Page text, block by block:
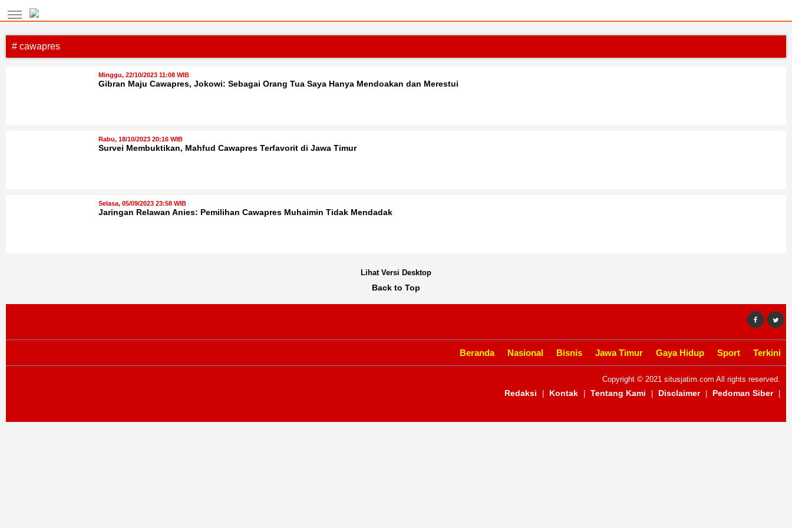
# cawapres
Minggu, 22/10/2023 11:08 WIB
Gibran Maju Cawapres, Jokowi: Sebagai Orang Tua Saya Hanya Mendoakan dan Merestui
Rabu, 18/10/2023 20:16 WIB
Survei Membuktikan, Mahfud Cawapres Terfavorit di Jawa Timur
Selasa, 05/09/2023 23:58 WIB
Jaringan Relawan Anies: Pemilihan Cawapres Muhaimin Tidak Mendadak
Lihat Versi Desktop
Back to Top
Beranda Nasional Bisnis Jawa Timur Gaya Hidup Sport Terkini
Copyright © 2021 situsjatim.com All rights reserved.
Redaksi Kontak Tentang Kami Disclaimer Pedoman Siber